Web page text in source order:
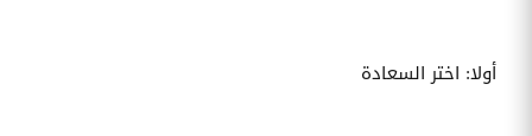
أولا: اختر السعادة